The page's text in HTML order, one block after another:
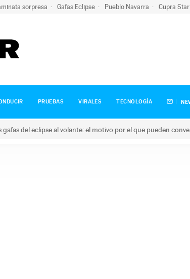
sorpresa Gafas Eclipse Pueblo Navarra Cupra
PRUEBAS VIRALES TECNOLOGÍA
gafas del eclipse al volante: el motivo por el que pueden